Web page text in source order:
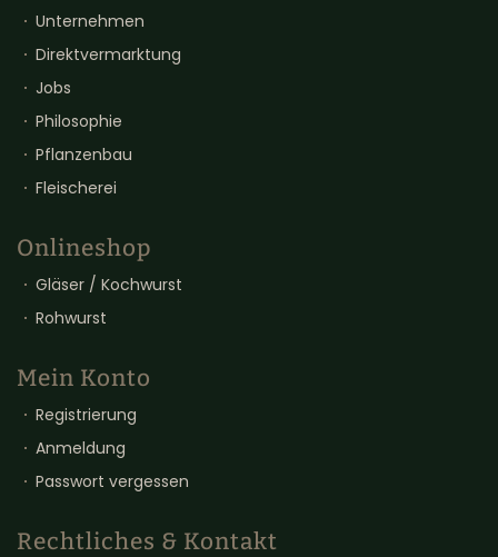
Unternehmen
Direktvermarktung
Jobs
Philosophie
Pflanzenbau
Fleischerei
Onlineshop
Gläser / Kochwurst
Rohwurst
Mein Konto
Registrierung
Anmeldung
Passwort vergessen
Rechtliches & Kontakt